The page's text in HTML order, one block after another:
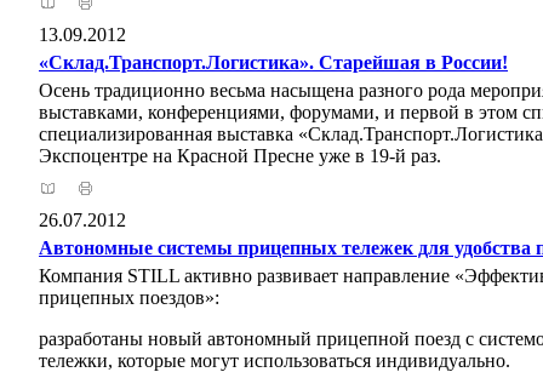
13.09.2012
«Склад.Транспорт.Логистика». Старейшая в России!
Осень традиционно весьма насыщена разного рода
выставками, конференциями, форумами, и первой в этом
специализированная выставка
Экспоцентре на Красной Пресне уже в 19-й раз.
26.07.2012
Автономные системы прицепных тележек для удобства
Компания STILL активно развивает направление
прицепных поездов»:
разработаны новый автономный прицепной поезд с
тележки, которые могут использоваться индивидуально.